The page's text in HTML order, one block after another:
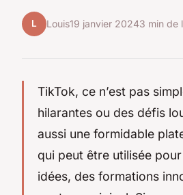
L Louis19 janvier 20243 min de
TikTok, ce n’est pas
hilarantes ou des défis
aussi une formidable
qui peut être utilisée
idées, des formations